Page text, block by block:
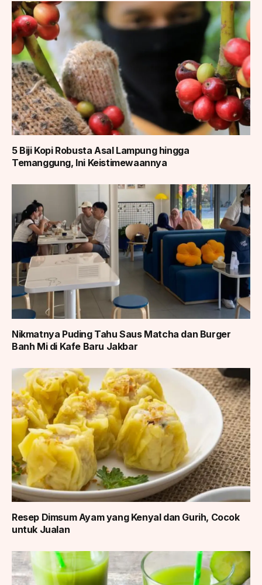
5 Biji Kopi Robusta Asal Lampung hingga
Temanggung, Ini Keistimewaannya
Nikmatnya Puding Tahu Saus Matcha dan Burger
Banh Mi di Kafe Baru Jakbar
Resep Dimsum Ayam yang Kenyal dan Gurih, Cocok
untuk Jualan